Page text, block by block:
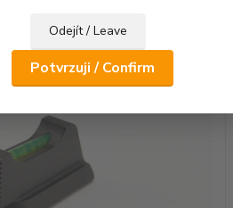
Odejít / Leave
Potvrzuji / Confirm